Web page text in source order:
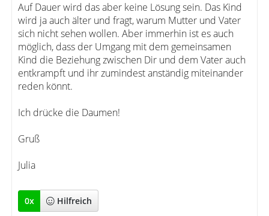
Auf Dauer wird das aber keine Lösung sein. Das Kind
wird ja auch älter und fragt, warum Mutter und Vater
sich nicht sehen wollen. Aber immerhin ist es auch
möglich, dass der Umgang mit dem gemeinsamen
Kind die Beziehung zwischen Dir und dem Vater auch
entkrampft und ihr zumindest anständig miteinander
reden könnt.
Ich drücke die Daumen!
Gruß
Julia
0x Hilfreich